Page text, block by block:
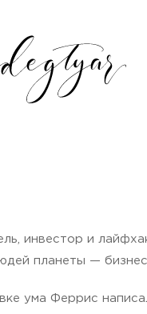
инвестор и
планеты —
ума Феррис